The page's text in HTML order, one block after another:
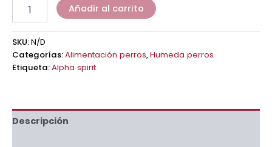
Añadir al carrito
SKU:N/D
Categorías:Alimentación perros,Humeda perros
Etiqueta:Alpha spirit
Descripción